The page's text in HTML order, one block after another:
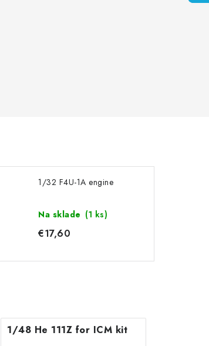
1/32 F4U-1A engine
Na sklade (1 ks)
€17,60
1/48 He 111Z for ICM kit